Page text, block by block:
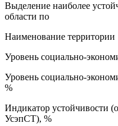
Выделение наиболее
области по
Наименование территории
Уровень социально-
Уровень социально-
%
Индикатор устойчивости
УсэпСТ), %